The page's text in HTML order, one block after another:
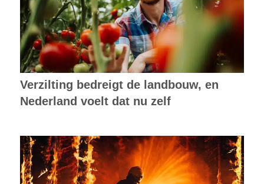
Verzilting bedreigt de landbouw, en
Nederland voelt dat nu zelf